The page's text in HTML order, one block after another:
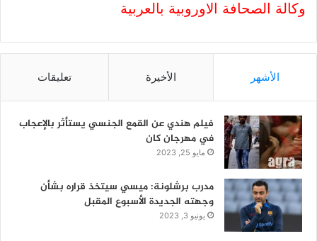
وكالة الصحافة الاوروبية بالعربية
الأشهر الأخيرة تعليقات
فيلم هندي عن القمع الجنسي يستأثر بالإعجاب
في مهرجان كان
مايو 25, 2023
مدرب برشلونة: ميسي سيتخذ قراره بشأن
وجهته الجديدة الأسبوع المقبل
يونيو 3, 2023